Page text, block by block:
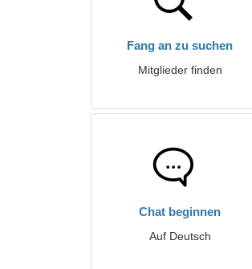
Fang an zu suchen
Mitglieder finden
Chat beginnen
Auf Deutsch